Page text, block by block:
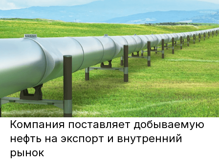
Компания поставляет добываемую
нефть на экспорт и внутренний
рынок